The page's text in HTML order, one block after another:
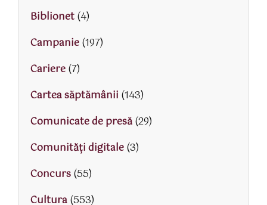
Biblionet(4)
Campanie(197)
Cariere(7)
Cartea săptămânii (143)
Comunicate de presă(29)
Comunități digitale(3)
Concurs(55)
Cultura(553)